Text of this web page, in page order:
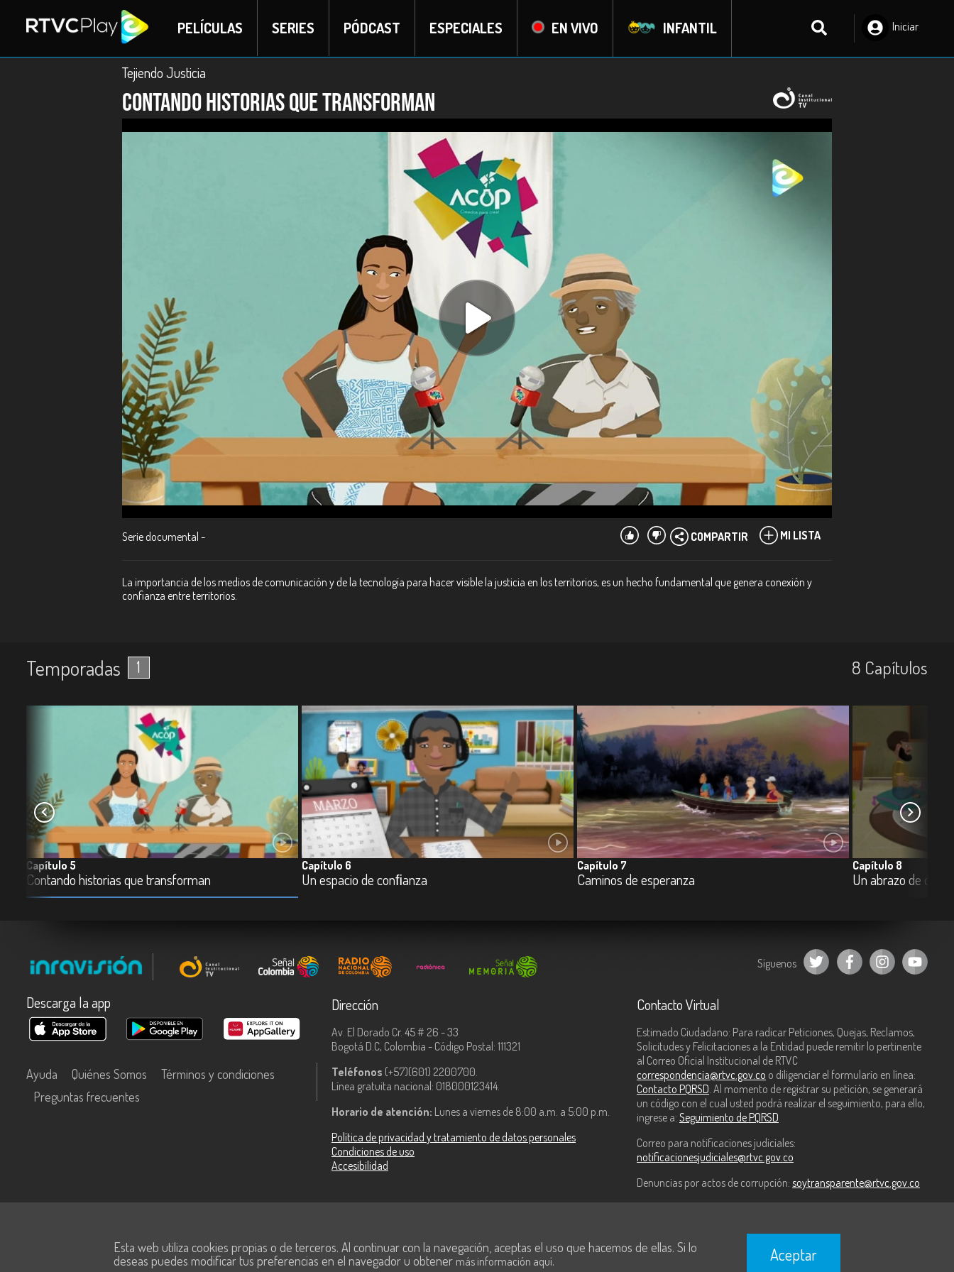
PELÍCULAS SERIES PÓDCAST ESPECIALES EN VIVO INFANTIL
Iniciar
Tejiendo Justicia
Contando historias que transforman
Serie documental - MI LISTA
COMPARTIR
La importancia de los medios de comunicación y de la tecnología para hacer visible la justicia en los territorios, es un hecho fundamental que genera conexión y
confianza entre territorios.
Temporadas 1 8 Capí­tulos
Capítulo 5
Contando historias que transforman
Capítulo 6
Un espacio de conﬁanza
Capítulo 7
Caminos de esperanza
Capítulo 8
Un abrazo de
Síguenos
Descarga la app
Ayuda Quiénes Somos
Términos y condiciones
Preguntas frecuentes
Dirección
Av. El Dorado Cr. 45 # 26 - 33
Bogotá D.C, Colombia - Código Postal: 111321
Teléfonos (+57)(601) 2200700.
Línea gratuita nacional: 018000123414.
Horario de atención: Lunes a viernes de 8:00 a.m. a 5:00 p.m.
Política de privacidad y tratamiento de datos personales
Condiciones de uso
Accesibilidad
Contacto Virtual
Estimado Ciudadano: Para radicar Peticiones, Quejas, Reclamos,
Solicitudes y Felicitaciones a la Entidad puede remitir lo pertinente
al Correo Oficial Institucional de RTVC
correspondencia@rtvc.gov.co o diligenciar el formulario en línea:
Contacto PQRSD . Al momento de registrar su petición, se generará
un código con el cual usted podrá realizar el seguimiento, para ello,
ingrese a: Seguimiento de PQRSD
Correo para notificaciones judiciales:
notificacionesjudiciales@rtvc.gov.co
Denuncias por actos de corrupción: soytransparente@rtvc.gov.co
Información y las Comunicaciones de MinTic.
Esta web utiliza cookies propias o de terceros. Al continuar con la navegación, aceptas el uso que hacemos de ellas. Si lo
deseas puedes modificar tus preferencias en el navegador u obtener más información aquí. Aceptar